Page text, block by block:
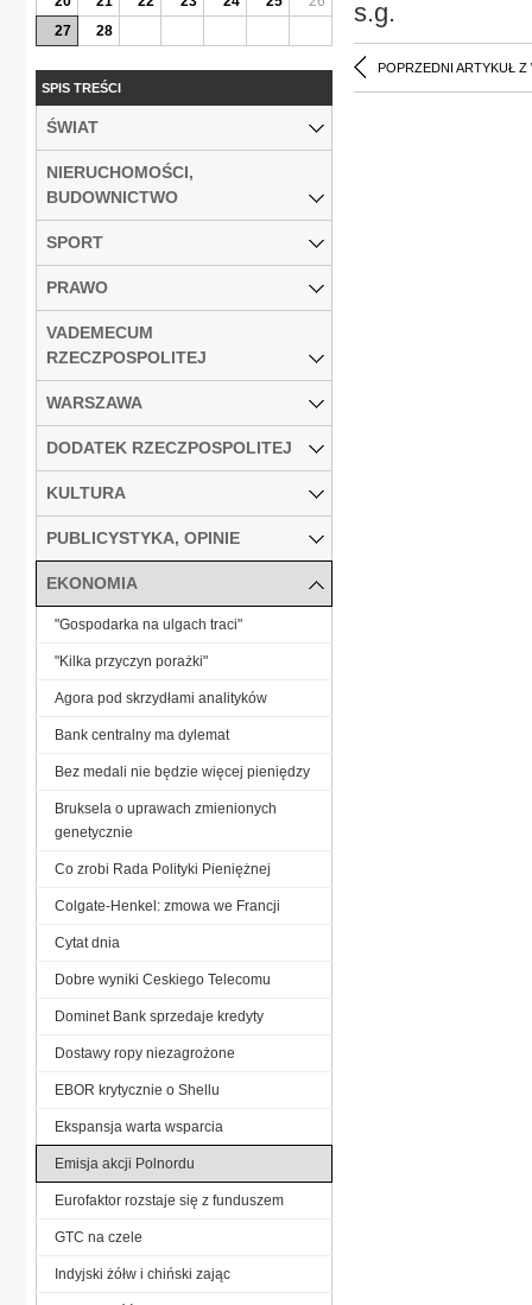
s.g.
POPRZEDNI ARTYKUŁ Z
27
28
SPIS TREŚCI
ŚWIAT
NIERUCHOMOŚCI,
BUDOWNICTWO
SPORT
PRAWO
VADEMECUM
RZECZPOSPOLITEJ
WARSZAWA
DODATEK RZECZPOSPOLITEJ
KULTURA
PUBLICYSTYKA, OPINIE
EKONOMIA
"Gospodarka na ulgach traci"
"Kilka przyczyn porażki"
Agora pod skrzydłami analityków
Bank centralny ma dylemat
Bez medali nie będzie więcej pieniędzy
Bruksela o uprawach zmienionych
genetycznie
Co zrobi Rada Polityki Pieniężnej
Colgate-Henkel: zmowa we Francji
Cytat dnia
Dobre wyniki Ceskiego Telecomu
Dominet Bank sprzedaje kredyty
Dostawy ropy niezagrożone
EBOR krytycznie o Shellu
Ekspansja warta wsparcia
Emisja akcji Polnordu
Eurofaktor rozstaje się z funduszem
GTC na czele
Indyjski żółw i chiński zając